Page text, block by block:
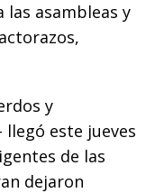
asambleas y
y
llegó este jueves
de las
dejaron